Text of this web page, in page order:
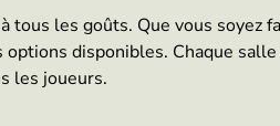
tous les goûts. Que vous soyez
disponibles. Chaque
les joueurs.